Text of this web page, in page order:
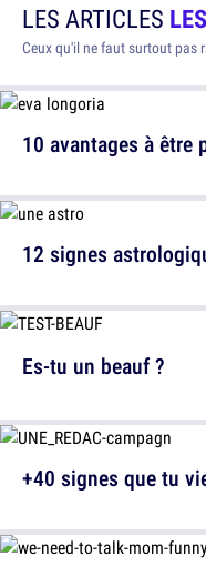
LES ARTICLES
Ceux qu'il ne faut surtout pas
10 avantages à être
12 signes
Es-tu un beauf ?
+40 signes que tu